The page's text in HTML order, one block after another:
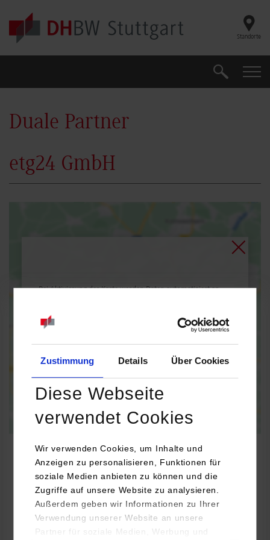
Zustimmung Details Über Cookies
Diese Webseite
verwendet Cookies
Wir verwenden Cookies, um Inhalte und
Anzeigen zu personalisieren, Funktionen für
soziale Medien anbieten zu können und die
Zugriffe auf unsere Website zu analysieren.
Außerdem geben wir Informationen zu Ihrer
Verwendung unserer Website an unsere
Partner für soziale Medien, Werbung und
Skip to main content
Standorte
Suche
Duale Partner
etg24 GmbH
Bei Aktivierung der Karte werden Daten automatisiert an
etg24 GmbH